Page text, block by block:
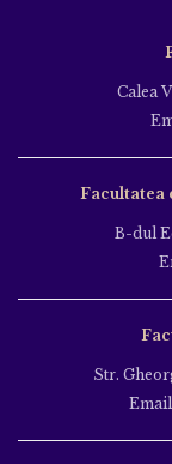
Calea
Facultatea
B-dul
Str.